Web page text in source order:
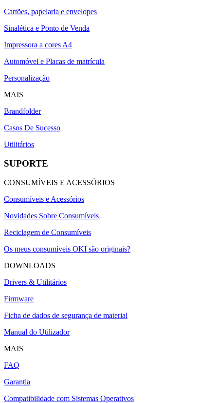
Cartões, papelaria e envelopes
Sinalética e Ponto de Venda
Impressora a cores A4
Automóvel e Placas de matrícula
Personalização
MAIS
Brandfolder
Casos De Sucesso
Utilitários
SUPORTE
CONSUMÍVEIS E ACESSÓRIOS
Consumíveis e Acessórios
Novidades Sobre Consumíveis
Reciclagem de Consumíveis
Os meus consumíveis OKI são originais?
DOWNLOADS
Drivers & Utilitários
Firmware
Ficha de dados de segurança de material
Manual do Utilizador
MAIS
FAQ
Garantia
Compatibilidade com Sistemas Operativos